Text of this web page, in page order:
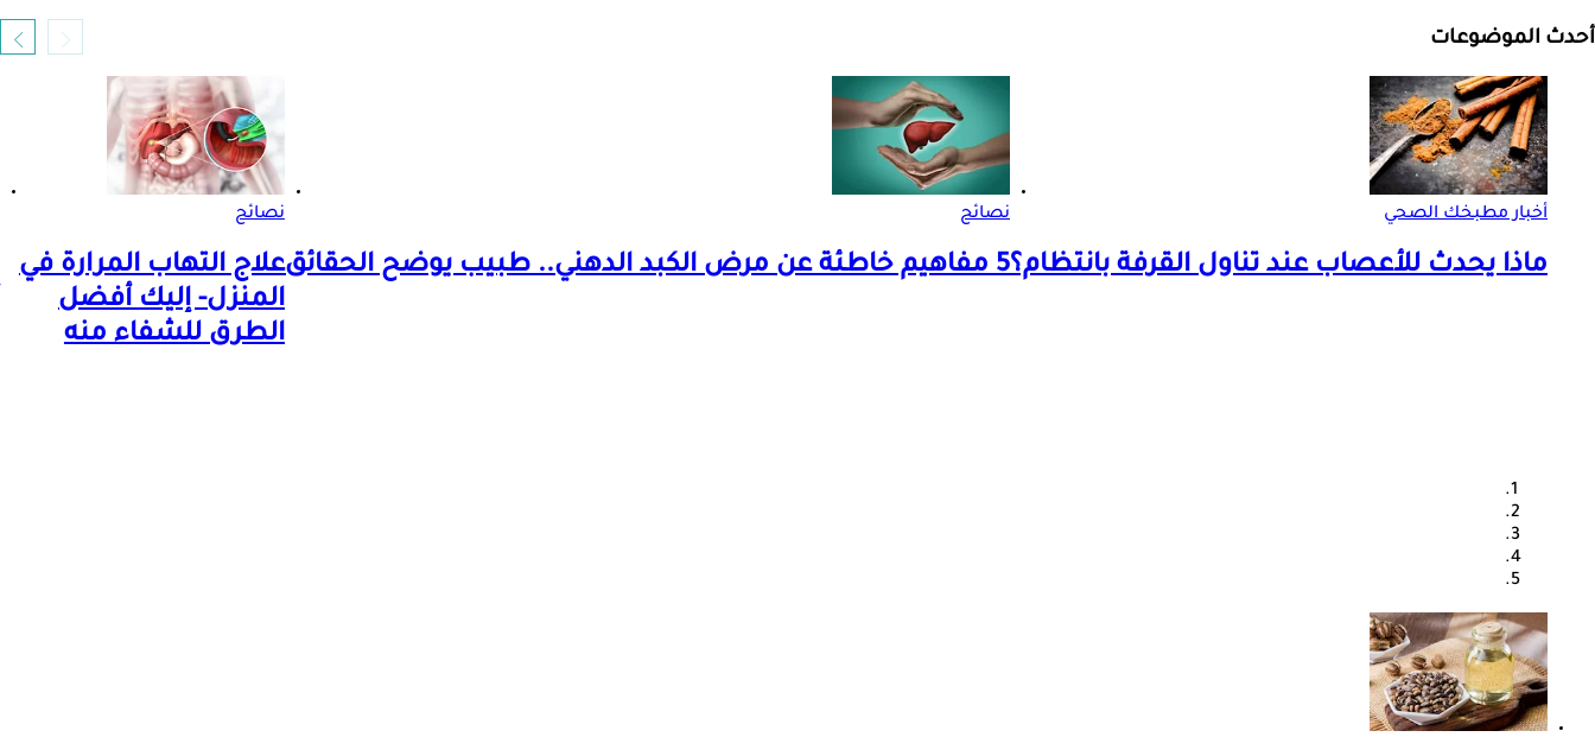
أحدث الموضوعات
أخبار مطبخك الصحي
ماذا يحدث للأعصاب عند تناول القرفة بانتظام؟
نصائح
5 مفاهيم خاطئة عن مرض الكبد الدهني.. طبيب يوضح الحقائق
نصائح
علاج التهاب المرارة في
المنزل- إليك أفضل
الطرق للشفاء منه